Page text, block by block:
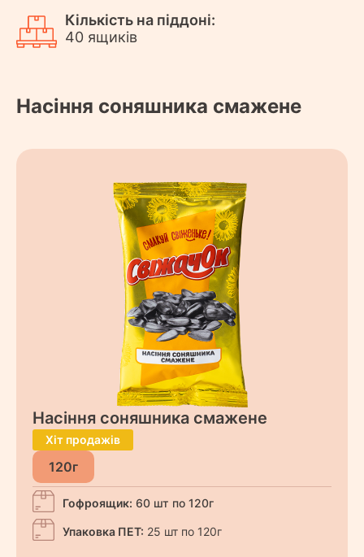
Кількість на піддоні:
40 ящиків
Насіння соняшника смажене
Насіння соняшника смажене
Хіт продажів
120г
Гофроящик: 60 шт по 120г
Упаковка ПЕТ: 25 шт по 120г